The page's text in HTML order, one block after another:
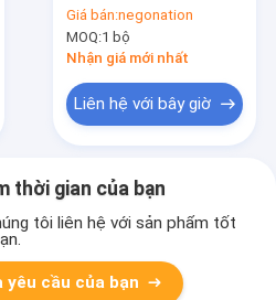
chỉnh theo yêu cầu
của khách hàng
Giá bán:negonation
MOQ:1 bộ
Nhận giá mới nhất
Liên hệ với bây giờ
thời gian của bạn
tôi liên hệ với sản phẩm tốt
yêu cầu của bạn